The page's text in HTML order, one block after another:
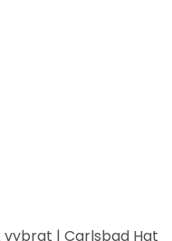
vybrat | Carlsbad Hat